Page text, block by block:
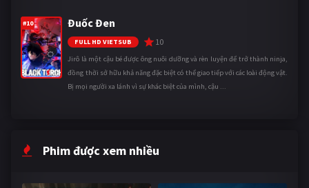
#10 Đuốc Đen
FULL HD VIETSUB 10
Jirô là một cậu bé được ông nuôi dưỡng và rèn luyện để trở thành ninja,
đồng thời sở hữu khả năng đặc biệt có thể giao tiếp với các loài động vật.
Bị mọi người xa lánh vì sự khác biệt của mình, cậu ...
Phim được xem nhiều